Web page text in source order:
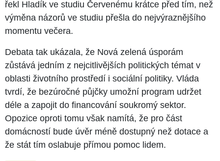
řekl Hladík ve studiu Červenému krátce před tím, než
výměna názorů ve studiu přešla do nejvýraznějšího
momentu večera.
Debata tak ukázala, že Nová zelená úsporám
zůstává jedním z nejcitlivějších politických témat v
oblasti životního prostředí i sociální politiky. Vláda
tvrdí, že bezúročné půjčky umožní program udržet
déle a zapojit do financování soukromý sektor.
Opozice oproti tomu však namítá, že pro část
domácností bude úvěr méně dostupný než dotace a
že stát tím oslabuje přímou pomoc lidem.